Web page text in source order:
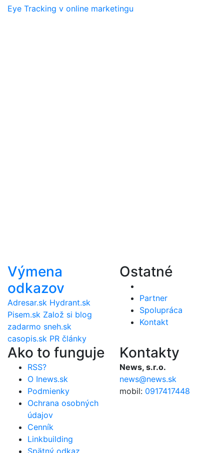
Eye Tracking v online marketingu
Výmena
odkazov
Adresar.sk Hydrant.sk
Pisem.sk Založ si blog
zadarmo sneh.sk
casopis.sk PR články
Ostatné
Partner
Spolupráca
Kontakt
Ako to funguje
RSS?
O Inews.sk
Podmienky
Ochrana osobných
údajov
Cenník
Linkbuilding
Kontakty
News, s.r.o.
news@news.sk
mobil: 0917417448